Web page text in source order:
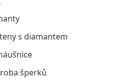
s diamantem
šperků